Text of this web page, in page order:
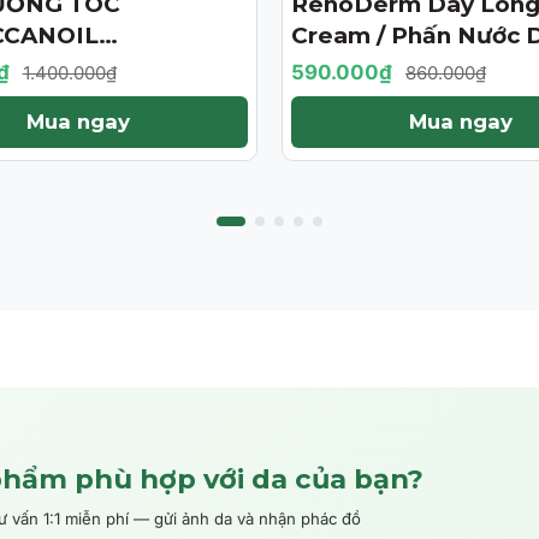
125ML (PHIÊN
HẠN)
1.400.000₫
Mua ngay
Cream / Phấn Nước
Da Chống Nắng-
Tự Nhiên
590.000₫ 860.000₫
Mua ngay
phù hợp với da của bạn?
vấn 1:1 miễn phí — gửi ảnh da và nhận phác đồ